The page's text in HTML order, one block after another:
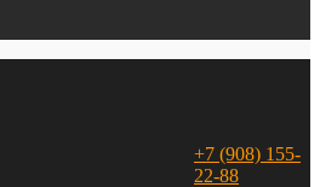
+7 (908) 155-
22-88